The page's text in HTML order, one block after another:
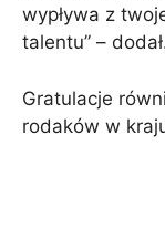
wypływa z
talentu” –
Gratulacje
rodaków w